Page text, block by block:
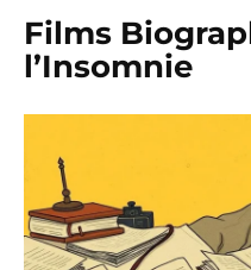
Films
l’Insomnie